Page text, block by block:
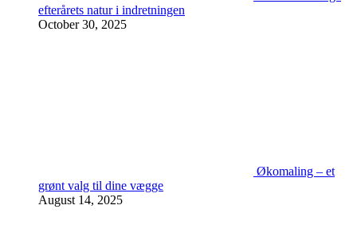
efterårets natur i indretningen
October 30, 2025
Økomaling – et
grønt valg til dine vægge
August 14, 2025